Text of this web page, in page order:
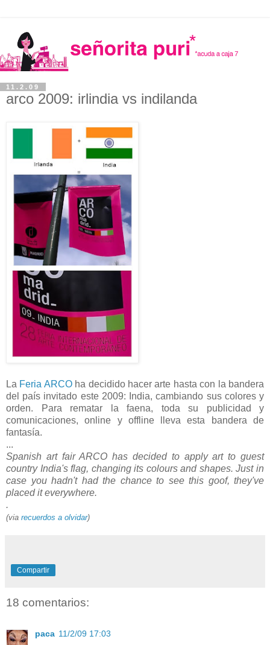
11.2.09
arco 2009: irlindia vs indilanda
La Feria ARCOha decidido hacer arte hasta con la bandera
del país invitado este 2009: India, cambiando sus colores y
orden. Para rematar la faena, toda su publicidad y
comunicaciones, online y offline lleva esta bandera de
fantasía.
...
Spanish art fair ARCO has decided to apply art to guest
country India's flag, changing its colours and shapes. Just in
case you hadn't had the chance to see this goof, they've
placed it everywhere.
.
(via recuerdos a olvidar)
Compartir
18 comentarios:
paca 11/2/09 17:03